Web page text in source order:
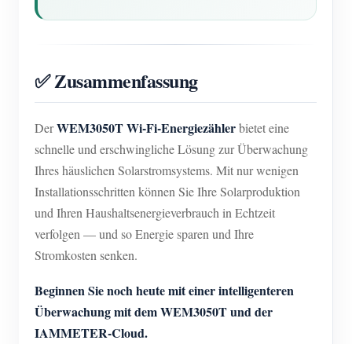
✅ Zusammenfassung
DerWEM3050T Wi-Fi-Energiezählerbietet eine
schnelle und erschwingliche Lösung zur Überwachung
Ihres häuslichen Solarstromsystems. Mit nur wenigen
Installationsschritten können Sie Ihre Solarproduktion
und Ihren Haushaltsenergieverbrauch in Echtzeit
verfolgen — und so Energie sparen und Ihre
Stromkosten senken.
Beginnen Sie noch heute mit einer intelligenteren
Überwachung mit dem WEM3050T und der
IAMMETER-Cloud.